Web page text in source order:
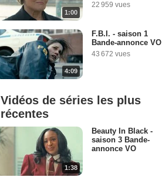
1:00
22 959 vues
4:09
F.B.I. - saison 1
Bande-annonce VO
43 672 vues
Vidéos de séries les plus
récentes
1:38
Beauty In Black -
saison 3 Bande-
annonce VO